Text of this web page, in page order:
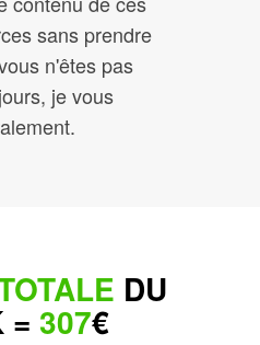
sans prendre
n'êtes pas
je vous
DU
= 307€